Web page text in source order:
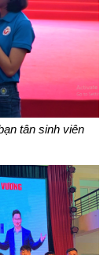
tân sinh viên